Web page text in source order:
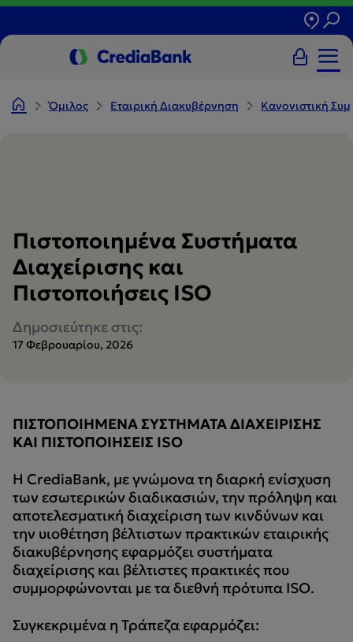
Όμιλος Εταιρική Διακυβέρνηση Κανονιστική
Πιστοποιημένα Συστήματα
Διαχείρισης και
Πιστοποιήσεις ISO
Δημοσιεύτηκε στις:
17 Φεβρουαρίου, 2026
ΠΙΣΤΟΠΟΙΗΜΕΝΑ ΣΥΣΤΗΜΑΤΑ ΔΙΑΧΕΙΡΙΣΗΣ
ΚΑΙ ΠΙΣΤΟΠΟΙΗΣΕΙΣ ISO
H CrediaBank, με γνώμονα τη διαρκή ενίσχυση
των εσωτερικών διαδικασιών, την πρόληψη και
αποτελεσματική διαχείριση των κινδύνων και
την υιοθέτηση βέλτιστων πρακτικών εταιρικής
διακυβέρνησης εφαρμόζει συστήματα
διαχείρισης και βέλτιστες πρακτικές που
συμμορφώνονται με τα διεθνή πρότυπα ISO.
Συγκεκριμένα η Τράπεζα εφαρμόζει: